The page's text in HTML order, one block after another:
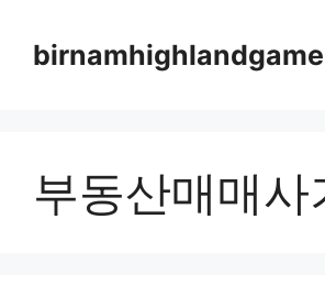
content
부동산매매사